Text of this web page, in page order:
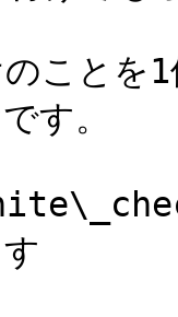
ことを
す。